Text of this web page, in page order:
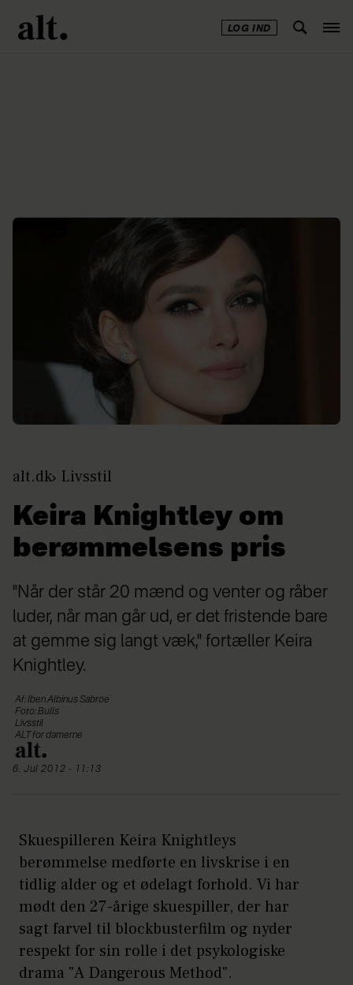
LOG IND
alt.dk Livsstil
Keira Knightley om
berømmelsens pris
"Når der står 20 mænd og venter og råber
luder, når man går ud, er det fristende bare
at gemme sig langt væk," fortæller Keira
Knightley.
Af: Iben Albinus Sabroe
Foto: Bulls
Livsstil
ALT for damerne
6. Jul 2012 - 11:13
Skuespilleren Keira Knightleys
berømmelse medførte en livskrise i en
tidlig alder og et ødelagt forhold. Vi har
mødt den 27-årige skuespiller, der har
sagt farvel til blockbusterfilm og nyder
respekt for sin rolle i det psykologiske
drama "A Dangerous Method".